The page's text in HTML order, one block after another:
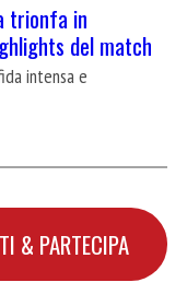
trionfa in
del match
intensa e
& PARTECIPA